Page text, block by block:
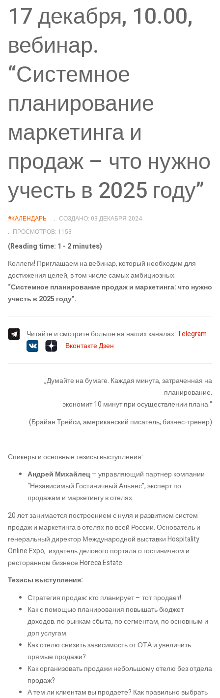
17 декабря, 10.00,
вебинар.
“Системное
планирование
маркетинга и
продаж – что нужно
учесть в 2025 году”
#КАЛЕНДАРЬ
СОЗДАНО: 03 ДЕКАБРЯ 2024
ПРОСМОТРОВ: 1153
(Reading time: 1 - 2 minutes)
Коллеги! Приглашаем на вебинар, который необходим для
достижения целей, в том числе самых амбициозных:
“Системное планирование продаж и маркетинга: что нужно
учесть в 2025 году”.
Читайте и смотрите больше на наших каналах:Telegram
ВконтактеДзен
„Думайте на бумаге. Каждая минута, затраченная на
планирование,
экономит 10 минут при осуществлении плана.“
(Брайан Трейси, американский писатель, бизнес-тренер)
Спикеры и основные тезисы выступления:
Андрей Михайлец– управляющий партнер компании
“Независимый Гостиничный Альянс”, эксперт по
продажам и маркетингу в отелях.
20 лет занимается построением с нуля и развитием систем
продаж и маркетинга в отелях по всей России. Основатель и
генеральный директор Международной выставки Hospitality
Online Expo, издатель делового портала о гостиничном и
ресторанном бизнесе Horeca.Estate.
Тезисы выступления:
Стратегия продаж: кто планирует – тот продает!
Как с помощью планирования повышать бюджет
доходов: по рынкам сбыта, по сегментам, по основным и
доп.услугам.
Как отелю снизить зависимость от ОТА и увеличить
прямые продажи?
Как организовать продажи небольшому отелю без отдела
продаж?
А тем ли клиентам вы продаете? Как правильно выбрать